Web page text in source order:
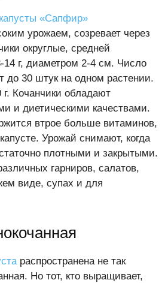
«Сапфир»
урожаем, созревает через
округлые, средней
14 г, диаметром 2-4 см. Число
до 30 штук на одном растении.
Кочанчики обладают
и диетическими качествами.
втрое больше витаминов,
Урожай снимают, когда
плотными и закрытыми.
гарниров, салатов,
виде, супах и для
распространена не так
Но тот, кто выращивает,